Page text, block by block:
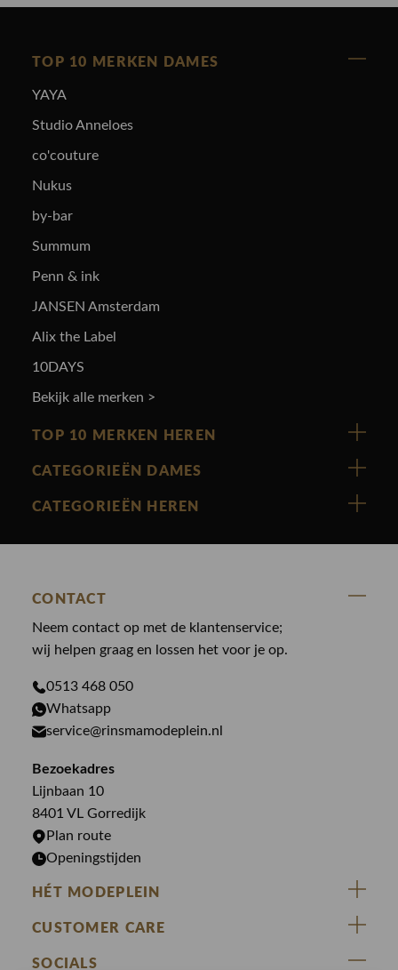
TOP 10 MERKEN DAMES
YAYA
Studio Anneloes
co'couture
Nukus
by-bar
Summum
Penn & ink
JANSEN Amsterdam
Alix the Label
10DAYS
Bekijk alle merken >
TOP 10 MERKEN HEREN
Vanguard
Cast Iron
State Of Art
Law of the sea
Paul en Shark
Genti
PME Legend
Butcher of Blue
Bekijk alle merken >
CATEGORIEËN DAMES
Nieuw binnen
Blouses
Broeken
Gilets
Jassen
Jeans
Jurken
Rokken
CATEGORIEËN HEREN
Broeken
Colberts
Giftcards
Jassen
Overhemden
T-shirts
CONTACT
Neem contact op met de klantenservice;
wij helpen graag en lossen het voor je op.
0513 468 050
Whatsapp
service@rinsmamodeplein.nl
Bezoekadres
Lijnbaan 10
8401 VL Gorredijk
Plan route
Openingstijden
HÉT MODEPLEIN
ZIJ VAN RINSMA
DE HEEREN VAN RINSMA
CUSTOMER CARE
Veelgestelde vragen
SOCIALS